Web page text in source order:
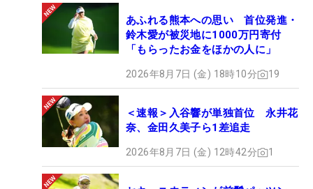
あふれる熊本への思い 首位発進・
鈴木愛が被災地に1000万円寄付
「もらったお金をほかの人に」
2026年8月7日 (金) 18時10分 19
＜速報＞入谷響が単独首位 永井花
奈、金田久美子ら1差追走
2026年8月7日 (金) 12時42分 1